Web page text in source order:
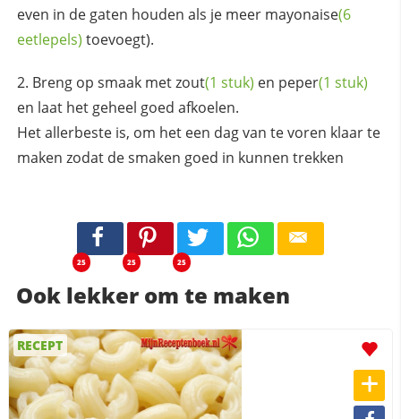
even in de gaten houden als je meer mayonaise(6
eetlepels) toevoegt).
Breng op smaak metzout(1 stuk) en peper(1 stuk)
en laat het geheel goed afkoelen.
Het allerbeste is, om het een dag van te voren klaar te
maken zodat de smaken goed in kunnen trekken
25 25 25
Ook lekker om te maken
RECEPT